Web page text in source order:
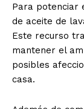
Para potenciar
de aceite de
Este recurso
mantener el
posibles
casa.